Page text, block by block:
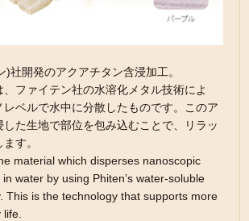
)社開発のアクアチタン含浸加工。
ファイテン社の水溶化メタル技術によ
レベルで水中に分散したものです。このア
した生地で部位を包み込むことで、リラッ
す。
material which disperses nanoscopic
water by using Phiten’s water-soluble
This is the technology that supports more